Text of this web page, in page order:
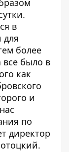
в
для
более
все было в
как
и
по
директор